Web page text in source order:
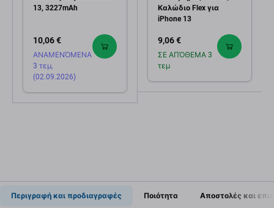
13, 3227mAh
10,06 €
ΑΝΑΜΕΝΌΜΕΝΑ
3 τεμ,
(02.09.2026)
Καλώδιο Flex για
iPhone 13
9,06 €
ΣΕ ΑΠΌΘΕΜΑ 3
τεμ
Περιγραφή και προδιαγραφές Ποιότητα Αποστολές και